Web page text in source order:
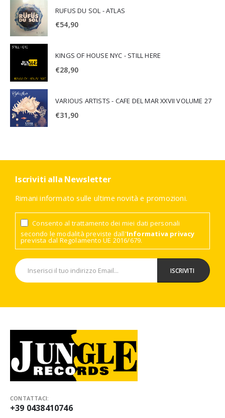
RUFUS DU SOL - ATLAS
€54,90
KINGS OF HOUSE NYC - STILL HERE
€28,90
VARIOUS ARTISTS - CAFE DEL MAR XXVII VOLUME 27
€31,90
Iscriviti alla Newsletter
Rimani informato sulle ultime novità e promozioni.
Consento al trattamento dei miei dati personali
secondo le modalità previste dall'Informativa privacy
prevista dal Regolamento UE 2016/679.
CONTATTACI:
+39 0438410746